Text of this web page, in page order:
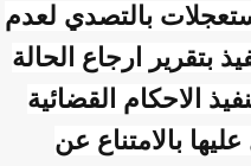
بالتصدي لعدم
بتقرير ارجاع الحالة
الاحكام القضائية
بالامتناع عن